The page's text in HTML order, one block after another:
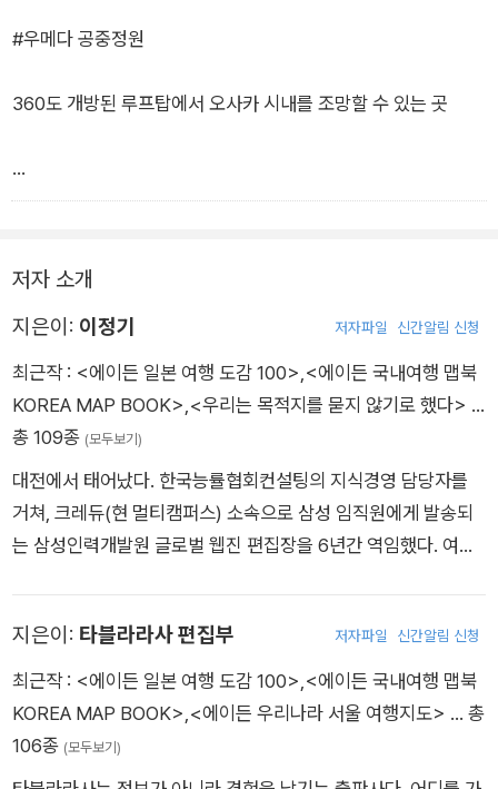
#우메다 공중정원
360도 개방된 루프탑에서 오사카 시내를 조망할 수 있는 곳
(낮,노을,야경) : 낮, 야경 입장료 대인 1,500엔 소인 700엔(4~1
2세) 주유패스 소지자는 09:30~15:00 사이
무료 입장 가능
관람 포인트 40층 높이의 두 개의 타워가 연결되어 있고, 둥근 구
멍이 뚫린 플로팅 가든이 있어, 세계적으로도 독특한 디자인으로
평가. 오사카 도심을 360도로 내려다볼 수 있음 오사카성과 아베
음 낮에는 도심과 산을 배경으로 한 파노라마 뷰를, 밤에는 반짝
이는 오사카의 야경을 감상할 수 있으며 조명으로 장식 전망대에
는 '사랑의 자물쇠' 구역이 있어, 연인들이 자물쇠를 걸며 사랑을
기념하는 장소로도 유명 #스시 맛집 BEST 3
초밥이야 일본 어디서나 흔하지만, '회전초밥'만큼은 오사카가 최
저자 소개
지은이: 이정기 저자파일 신간알림 신청
최근작 : <에이든 일본 여행 도감 100>,<에이든 국내여행 맵북
KOREA MAP BOOK>,<우리는 목적지를 묻지 않기로 했다> …
총 109종 (모두보기)
대전에서 태어났다. 한국능률협회컨설팅의 지식경영 담당자를
거쳐, 크레듀(현 멀티캠퍼스) 소속으로 삼성 임직원에게 발송되
는 삼성인력개발원 글로벌 웹진 편집장을 6년간 역임했다. 여행
달성했다. 이후 하나투어로 스카우트되어 자회사 ‘투어팁스’를 창
립하고 총괄 팀장으로서 기획·컨텐츠를 총괄 했다. 그 후 중국인
을 위한 여행 지도를 제작하는 ‘젠틀맵스’를 모 기업에 매각했으
며, 2016년 출판사 타블라라사를 설립해 지금에 이른다. 주요 저
지은이: 타블라라사 편집부 저자파일 신간알림 신청
최근작 : <에이든 일본 여행 도감 100>,<에이든 국내여행 맵북
KOREA MAP BOOK>,<에이든 우리나라 서울 여행지도> … 총
106종 (모두보기)